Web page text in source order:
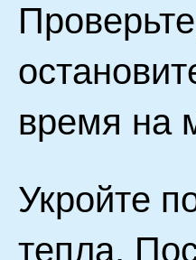
время на
Укройте
тепла.